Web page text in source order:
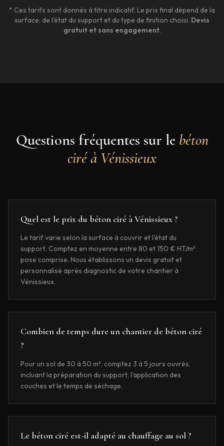
* Ces tarifs sont donnés à titre indicatif. Le prix final dépend de la
surface, de l'état du support et du type de finition choisi. Devis
gratuit et sans engagement.
Questions fréquentes sur le béton
ciré à Vénissieux
Quel est le prix du béton ciré à Vénissieux ?
Le tarif varie selon la surface à couvrir et l'état du
support. Comptez en moyenne entre 80 et 150 € HT/m²
pose comprise. Nous établissons un devis gratuit et
personnalisé après diagnostic de votre chantier à
Vénissieux.
Combien de temps dure un chantier de béton ciré
?
Pour un sol de 30 à 50 m², comptez 3 à 5 jours ouvrés,
incluant la préparation du support, l'application des
couches et le temps de séchage.
Le béton ciré est-il adapté au chauffage au sol ?